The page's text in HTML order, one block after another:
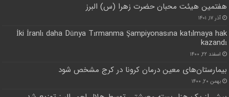
هفتمین هیئت محبان حضرت زهرا (س) البرز
آذر ۱۷, ۱۴۰۱
İki İranlı daha Dünya Tırmanma Şampiyonasına katılmaya hak
kazandı
اسفند ۲۲, ۱۴۰۰
بیمارستان‌های معین درمان کرونا در کرج مشخص شود
بهمن ۲۰, ۱۴۰۰